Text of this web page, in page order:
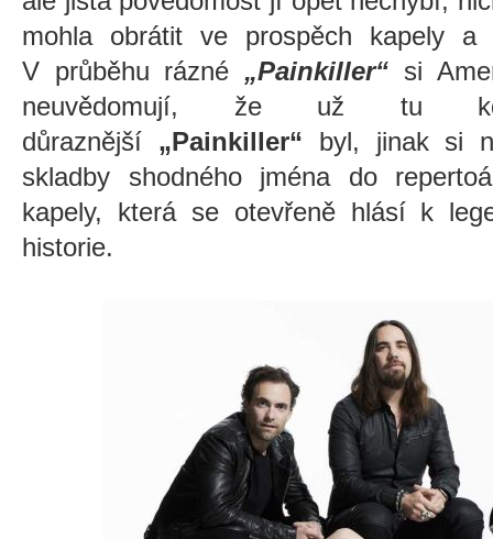
mohla obrátit ve prospěch kapely
V průběhu rázné „Painkiller“ si
neuvědomují, že už tu
důraznější „Painkiller“ byl, jinak si
skladby shodného jména do
kapely, která se otevřeně hlásí k
historie.